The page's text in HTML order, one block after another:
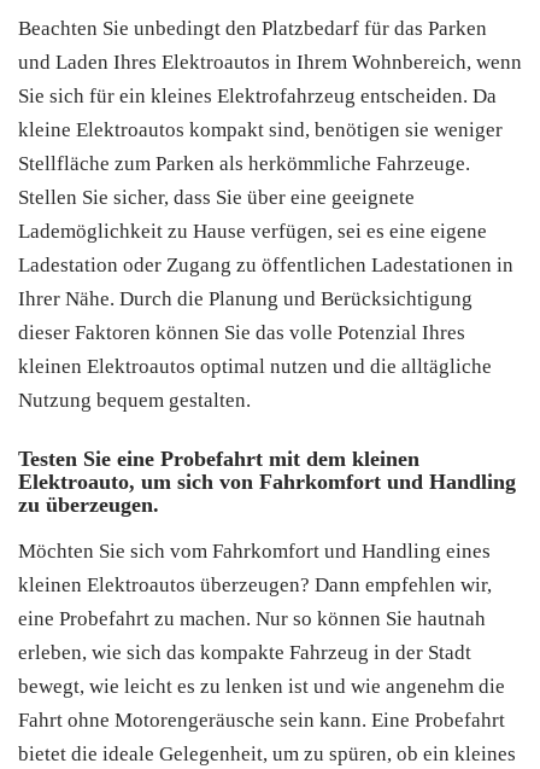
Beachten Sie unbedingt den Platzbedarf für das Parken
und Laden Ihres Elektroautos in Ihrem Wohnbereich, wenn
Sie sich für ein kleines Elektrofahrzeug entscheiden. Da
kleine Elektroautos kompakt sind, benötigen sie weniger
Stellfläche zum Parken als herkömmliche Fahrzeuge.
Stellen Sie sicher, dass Sie über eine geeignete
Lademöglichkeit zu Hause verfügen, sei es eine eigene
Ladestation oder Zugang zu öffentlichen Ladestationen in
Ihrer Nähe. Durch die Planung und Berücksichtigung
dieser Faktoren können Sie das volle Potenzial Ihres
kleinen Elektroautos optimal nutzen und die alltägliche
Nutzung bequem gestalten.
Testen Sie eine Probefahrt mit dem kleinen
Elektroauto, um sich von Fahrkomfort und Handling
zu überzeugen.
Möchten Sie sich vom Fahrkomfort und Handling eines
kleinen Elektroautos überzeugen? Dann empfehlen wir,
eine Probefahrt zu machen. Nur so können Sie hautnah
erleben, wie sich das kompakte Fahrzeug in der Stadt
bewegt, wie leicht es zu lenken ist und wie angenehm die
Fahrt ohne Motorengeräusche sein kann. Eine Probefahrt
bietet die ideale Gelegenheit, um zu spüren, ob ein kleines